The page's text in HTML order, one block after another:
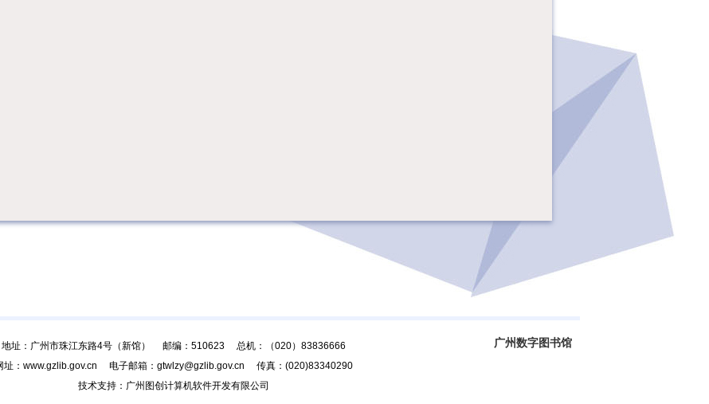
地址：广州市珠江东路4号（新馆） 邮编：510623 总机：（020）83836666
址：www.gzlib.gov.cn 电子邮箱：gtwlzy@gzlib.gov.cn 传真：(020)83340290
技术支持：广州图创计算机软件开发有限公司
广州数字图书馆